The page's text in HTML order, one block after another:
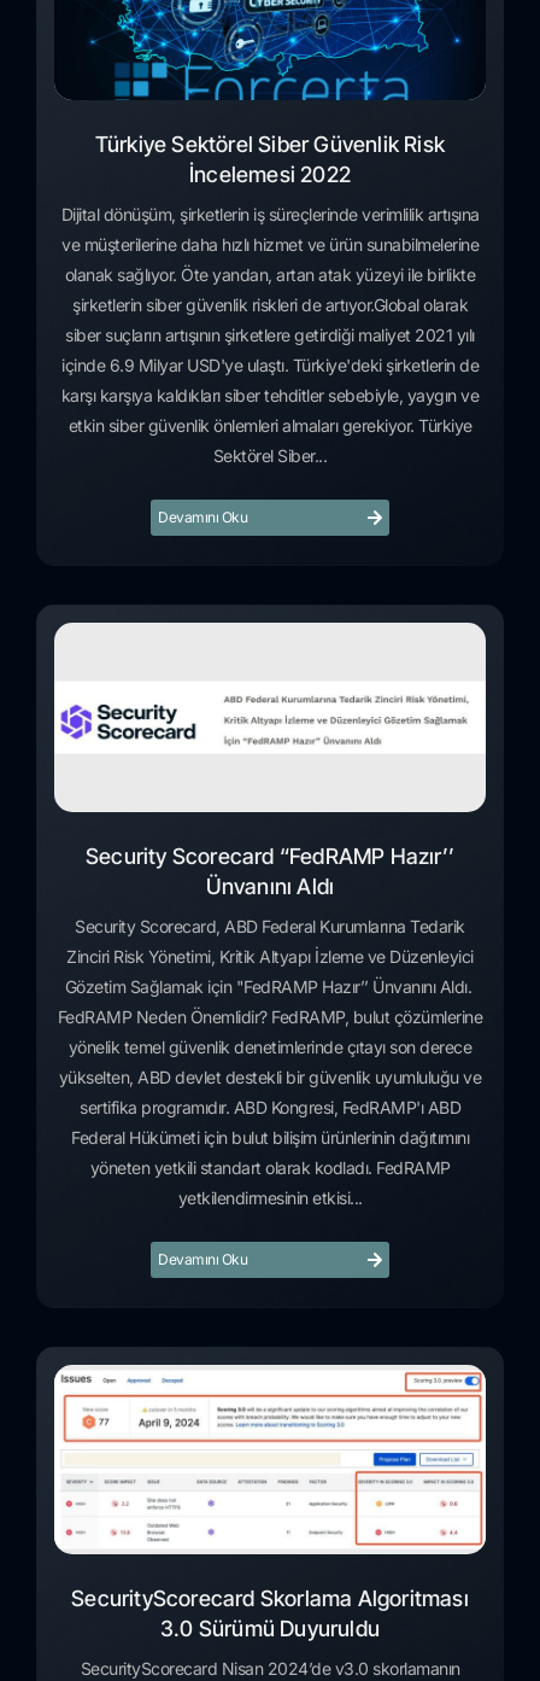
Türkiye Sektörel Siber Güvenlik Risk
İncelemesi 2022
Dijital dönüşüm, şirketlerin iş süreçlerinde verimlilik artışına
ve müşterilerine daha hızlı hizmet ve ürün sunabilmelerine
olanak sağlıyor. Öte yandan, artan atak yüzeyi ile birlikte
şirketlerin siber güvenlik riskleri de artıyor.Global olarak
siber suçların artışının şirketlere getirdiği maliyet 2021 yılı
içinde 6.9 Milyar USD'ye ulaştı. Türkiye'deki şirketlerin de
karşı karşıya kaldıkları siber tehditler sebebiyle, yaygın ve
etkin siber güvenlik önlemleri almaları gerekiyor. Türkiye
Sektörel Siber...
Devamını Oku
Security Scorecard “FedRAMP Hazır’’
Ünvanını Aldı
Security Scorecard, ABD Federal Kurumlarına Tedarik
Zinciri Risk Yönetimi, Kritik Altyapı İzleme ve Düzenleyici
Gözetim Sağlamak için "FedRAMP Hazır’’ Ünvanını Aldı.
FedRAMP Neden Önemlidir? FedRAMP, bulut çözümlerine
yönelik temel güvenlik denetimlerinde çıtayı son derece
yükselten, ABD devlet destekli bir güvenlik uyumluluğu ve
sertifika programıdır. ABD Kongresi, FedRAMP'ı ABD
Federal Hükümeti için bulut bilişim ürünlerinin dağıtımını
yöneten yetkili standart olarak kodladı. FedRAMP
yetkilendirmesinin etkisi...
Devamını Oku
SecurityScorecard Skorlama Algoritması
3.0 Sürümü Duyuruldu
SecurityScorecard Nisan 2024’de v3.0 skorlamanın